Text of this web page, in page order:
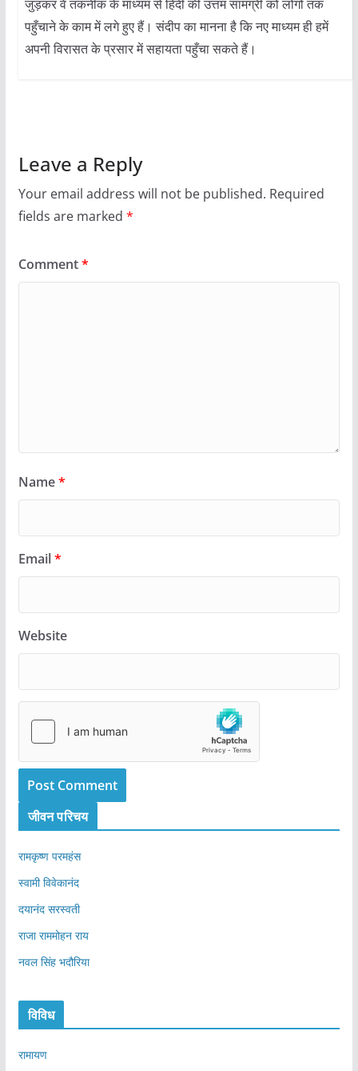
जुड़कर वे तकनीक के माध्यम से हिंदी की उत्तम सामग्री को लोगों तक
पहुँचाने के काम में लगे हुए हैं। संदीप का मानना है कि नए माध्यम ही हमें
अपनी विरासत के प्रसार में सहायता पहुँचा सकते हैं।
Leave a Reply
Your email address will not be published. Required
fields are marked *
Comment*
Name*
Email*
Website
जीवन परिचय
रामकृष्ण परमहंस
स्वामी विवेकानंद
दयानंद सरस्वती
राजा राममोहन राय
नवल सिंह भदौरिया
विविध
रामायण